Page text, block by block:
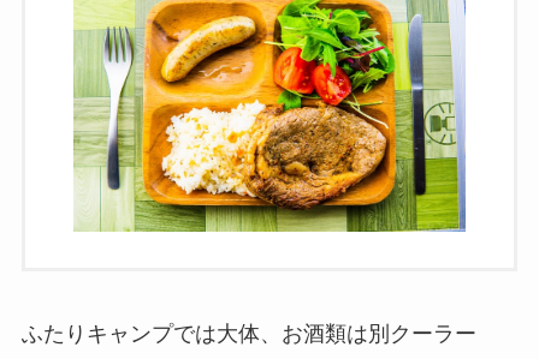
ふたりキャンプでは大体、お酒類は別クーラー